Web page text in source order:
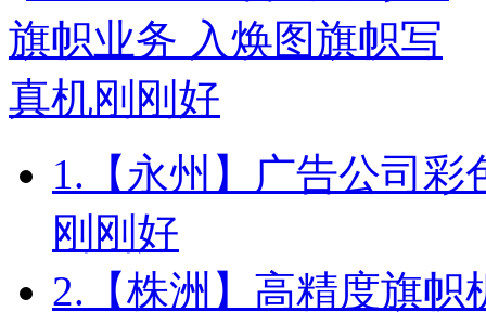
1. 【永州】广告公司
刚刚好
2. 【株洲】高精度旗